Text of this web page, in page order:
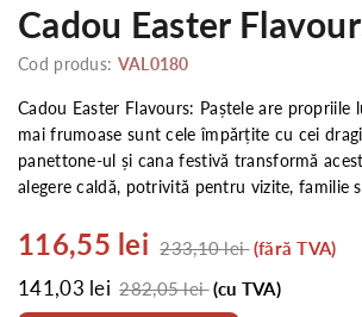
Cadou Easter
Cod produs: VAL0180
Cadou Easter Flavours: Paștele are propriile
mai frumoase sunt cele împărțite cu cei
panettone-ul și cana festivă transformă
alegere caldă, potrivită pentru vizite, familie
116,55 lei 233,10 lei(fără TVA)
141,03 lei 282,05 lei(cu TVA)